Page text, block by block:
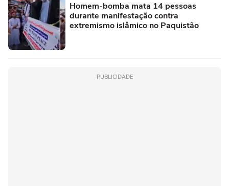
Homem-bomba mata 14 pessoas
durante manifestação contra
extremismo islâmico no Paquistão
PUBLICIDADE